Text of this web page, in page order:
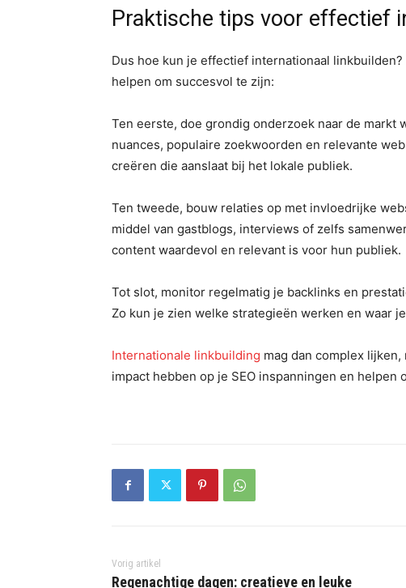
Praktische tips voor effectief
Dus hoe kun je effectief internationaal
helpen om succesvol te zijn:
Ten eerste, doe grondig onderzoek naar de
nuances, populaire zoekwoorden en relevante
creëren die aanslaat bij het lokale publiek.
Ten tweede, bouw relaties op met invloedrijke
middel van gastblogs, interviews of zelfs
content waardevol en relevant is voor hun publiek.
Tot slot, monitor regelmatig je backlinks en
Zo kun je zien welke strategieën werken en waar
Internationale linkbuilding mag dan complex
impact hebben op je SEO inspanningen en helpen
Vorig artikel
Regenachtige dagen: creatieve en leuke